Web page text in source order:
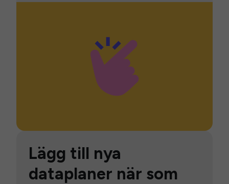
Lägg till nya
dataplaner när som